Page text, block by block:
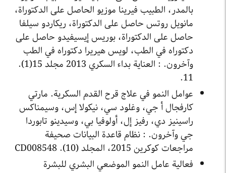
بالمدر، الطبيب فيرينا موزيو الحاصل على الدكتوراة،
مانويل روتس حاصل على الدكتوراة، ريكاردو سيلفا
حاصل على الدكتوراة، بوريس إيسيفيدو حاصل على
دكتوراه في الطب، لويس هيريرا دكتوراه في الطب
وآخرون. : العناية بداء السكري 2013 مجلد 15(1).
11.
عوامل النمو في علاج قرح القدم السكرية. مارتي
كارفجال أ جي، وغلود سي، نيكولا إس، وسيمناكس
راسينيز دي، رفيز إل، أولوفيا بي، وسيدينو تابوردا
جي وآخرون. : نظام قاعدة البيانات صحيفة
مراجعات كوكرين 2015، المجلد (10). CD008548
فعالية عامل النمو الموضعي البشري للبشرة